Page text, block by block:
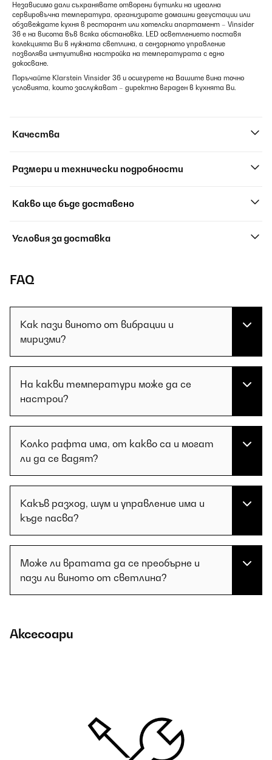
Независимо дали съхранявате отворени бутилки на идеална
сервировъчна температура, организирате домашни дегустации или
обзавеждате кухня в ресторант или хотелски апартамент – Vinsider
36 е на висота във всяка обстановка. LED осветлението поставя
колекцията Ви в нужната светлина, а сензорното управление
позволява интуитивна настройка на температурата с едно
докосване.
Поръчайте Klarstein Vinsider 36 и осигурете на Вашите вина точно
условията, които заслужават – директно вграден в кухнята Ви.
Качества
Размери и технически подробности
Какво ще бъде доставено
Условия за доставка
FAQ
Как пази виното от вибрации и
миризми?
На какви температури може да се
настрои?
Колко рафта има, от какво са и могат
ли да се вадят?
Какъв разход, шум и управление има и
къде пасва?
Може ли вратата да се преобърне и
пази ли виното от светлина?
Аксесоари